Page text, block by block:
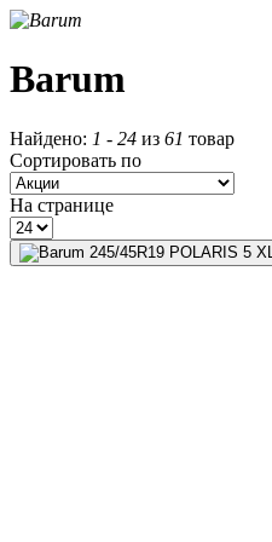
Barum
Найдено: 1 - 24 из 61 товар
Сортировать по
На странице